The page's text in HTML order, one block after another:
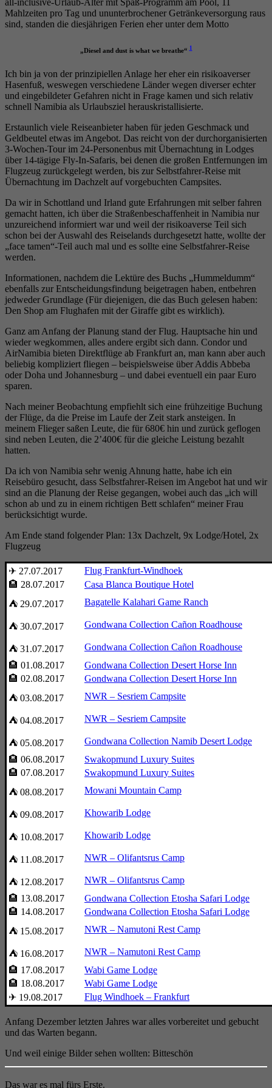
Mahlzeiten pro Tag und ununterbrochener Getränkeversorgung raus
sind, standen die diesjährigen Ferien eher unter dem Motto
„Diesel and dust is what we breathe“ 1
Ich bin ja von der prinzipiellen Anlage her eher ein risikoaverser
Hasenfuß, weswegen verschiedene Länder wegen diverser echter
und eingebildeter Gefahren nicht in Frage kamen und sich relativ
schnell Namibia als Urlaubsziel herauskristallisierte.
Erstaunlich viele Reiseanbieter haben für jeden Geschmack und
Geldbeutel etwas im Angebot. Das reicht von der durchorganisierten
3-Wochen-Tour im 24-Personenbus mit Übernachtung in Lodges
über 14-tägige Fly-In-Safaris, bei denen die großen Entfernungen im
Flugzeug zurückgelegt werden, bis zur Selbstfahrer-Reise mit
Übernachtung im Dachzelt auf vorgebuchten Campsites.
Da wir in Schottland und Irland gute Erfahrungen mit selber fahren
gemacht hatten, ich über die Straßenbeschaffenheit in Namibia nur
unzureichend informiert war und weil der risikoaverse Teil sich
schon bei der Auswahl des Reiselands durchgesetzt hatte, wollte der
„face tamen“-Teil auch mal und es sollte eine Selbstfahrer-Reise
werden.
Informationen, nachdem die Lektüre des Buchs „Hummeldumm“
ebenfalls zur Entscheidungsfindung beigetragen haben, entbehren
jedweder Grundlage (Für diejenigen, die das Buch gelesen haben:
Den Shop am Flughafen mit der Giraffe gibt es wirklich).
Ganz am Anfang der Planung stand der Flug. Hauptsache hin und
wieder wegkommen, alles andere ergibt sich dann. Condor und
AirNamibia bieten Direktflüge ab Frankfurt an, man kann aber auch
beliebig kompliziert fliegen – beispielsweise über Addis Abbeba
oder Doha und Johannesburg – und dabei eventuell ein paar Euro
sparen.
Nach meiner Beobachtung empfiehlt sich eine frühzeitige Buchung
der Flüge, da die Preise im Laufe der Zeit stark ansteigen. In
meinem Flieger saßen Leute, die für 680€ hin und zurück geflogen
sind neben Leuten, die 2’400€ für die gleiche Leistung bezahlt
hatten.
Da ich von Namibia sehr wenig Ahnung hatte, habe ich ein
Reisebüro gesucht, dass Selbstfahrer-Reisen im Angebot hat und wir
sind an die Planung der Reise gegangen, wobei auch das „ich will
schon ab und zu in einem richtigen Bett schlafen“ meiner Frau
berücksichtigt wurde.
Am Ende stand folgender Plan: 13x Dachzelt, 9x Lodge/Hotel, 2x
Flugzeug
✈ 27.07.2017
Flug Frankfurt-Windhoek
🏨 28.07.2017
Casa Blanca Boutique Hotel
⛺ 29.07.2017
Bagatelle Kalahari Game Ranch
⛺ 30.07.2017 Gondwana Collection Cañon Roadhouse
⛺ 31.07.2017
Gondwana Collection Cañon Roadhouse
🏨 01.08.2017
Gondwana Collection Desert Horse Inn
🏨 02.08.2017
Gondwana Collection Desert Horse Inn
⛺ 03.08.2017
NWR – Sesriem Campsite
⛺ 04.08.2017 NWR – Sesriem Campsite
⛺ 05.08.2017
Gondwana Collection Namib Desert Lodge
🏨 06.08.2017
Swakopmund Luxury Suites
🏨 07.08.2017
Swakopmund Luxury Suites
⛺ 08.08.2017
Mowani Mountain Camp
⛺ 09.08.2017 Khowarib Lodge
⛺ 10.08.2017 Khowarib Lodge
⛺ 11.08.2017 NWR – Olifantsrus Camp
⛺ 12.08.2017
NWR – Olifantsrus Camp
🏨 13.08.2017
Gondwana Collection Etosha Safari Lodge
🏨 14.08.2017
Gondwana Collection Etosha Safari Lodge
⛺ 15.08.2017
NWR – Namutoni Rest Camp
⛺ 16.08.2017
NWR – Namutoni Rest Camp
🏨 17.08.2017
Wabi Game Lodge
🏨 18.08.2017
Wabi Game Lodge
✈ 19.08.2017
Flug Windhoek – Frankfurt
Anfang Dezember letzten Jahres war alles vorbereitet und gebucht
und das Warten begann.
Und weil einige Bilder sehen wollten: Bitteschön
Das war es mal fürs Erste.